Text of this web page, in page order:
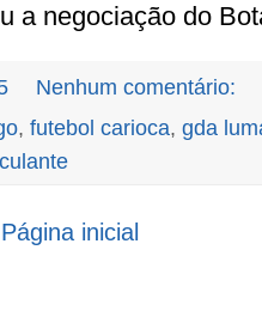
a negociação do
Nenhum comentário:
, futebol carioca, gda
Página inicial